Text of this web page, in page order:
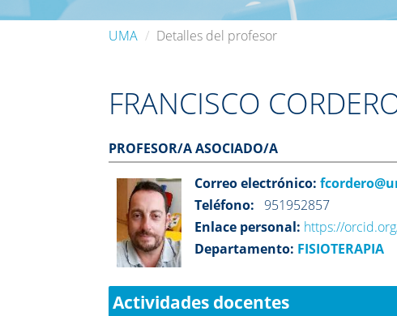
UMA Detalles del profesor
FRANCISCO
PROFESOR/A ASOCIADO/A
Correo electrónico:
Teléfono: 951952857
Enlace personal: https://
Departamento: FISIOTERAPIA
Actividades docentes